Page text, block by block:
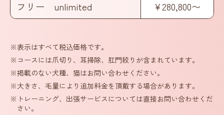
フリー unlimited
¥280,800〜
※表示はすべて税込価格です。
※コースには爪切り、耳掃除、肛門絞りが含まれています。
※掲載のない犬種、猫はお問い合わせください。
※大きさ、毛量により追加料金を頂戴する場合があります。
※トレーニング、出張サービスについては直接お問い合わせくだ
さい。